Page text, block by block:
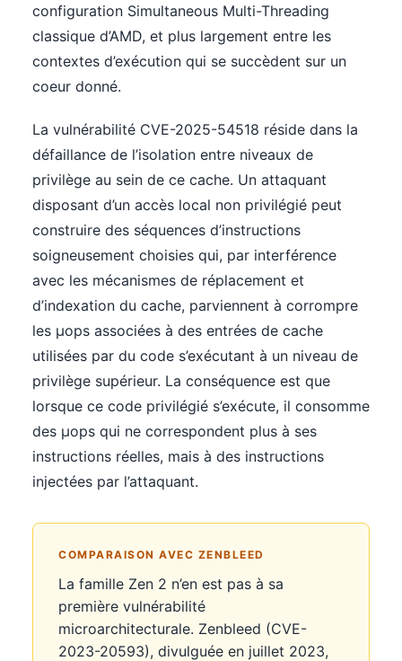
configuration Simultaneous Multi-Threading
classique d’AMD, et plus largement entre les
contextes d’exécution qui se succèdent sur un
coeur donné.
La vulnérabilité CVE-2025-54518 réside dans la
défaillance de l’isolation entre niveaux de
privilège au sein de ce cache. Un attaquant
disposant d’un accès local non privilégié peut
construire des séquences d’instructions
soigneusement choisies qui, par interférence
avec les mécanismes de réplacement et
d’indexation du cache, parviennent à corrompre
les µops associées à des entrées de cache
utilisées par du code s’exécutant à un niveau de
privilège supérieur. La conséquence est que
lorsque ce code privilégié s’exécute, il consomme
des µops qui ne correspondent plus à ses
instructions réelles, mais à des instructions
injectées par l’attaquant.
COMPARAISON AVEC ZENBLEED
La famille Zen 2 n’en est pas à sa
première vulnérabilité
microarchitecturale. Zenbleed (CVE-
2023-20593), divulguée en juillet 2023,